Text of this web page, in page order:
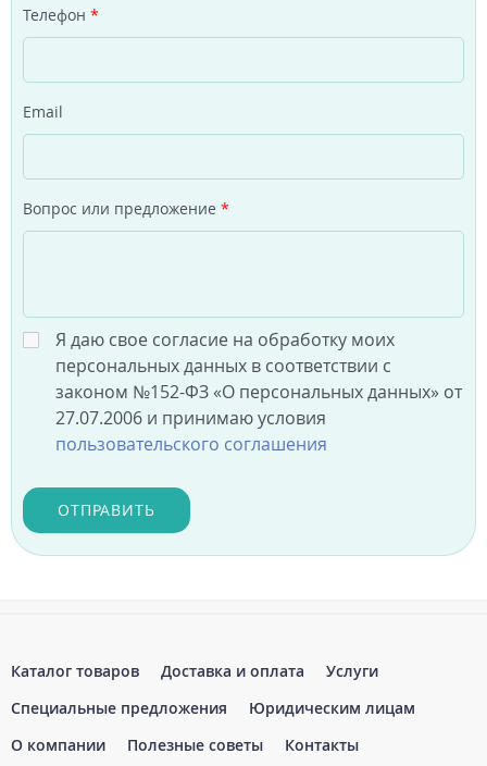
Телефон *
Email
Вопрос или предложение *
Я даю свое согласие на обработку моих
персональных данных в соответствии с
законом №152-ФЗ «О персональных данных» от
27.07.2006 и принимаю условия
пользовательского соглашения
ОТПРАВИТЬ
Каталог товаров Доставка и оплата
Услуги
Специальные предложения
Юридическим лицам
О компании
Полезные советы Контакты